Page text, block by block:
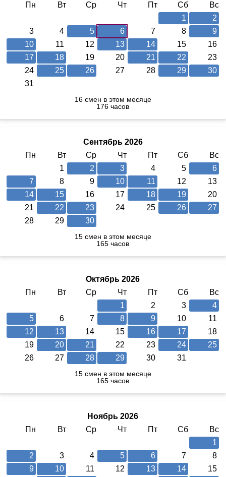
Пн
Вт Ср Чт Пт Сб
Вс
1
2
3
4 5 6 7 8
9
10
11 12 13 14 15
16
17
18 19 20 21 22
23
24
25 26 27 28 29
30
31
16 смен в этом месяце
176 часов
Сентябрь 2026
Пн
Вт Ср Чт Пт Сб
Вс
1
2 3 4 5
6
7
8 9 10 11 12
13
14
15 16 17 18 19
20
21
22 23 24 25 26
27
28
29 30
15 смен в этом месяце
165 часов
Октябрь 2026
Пн
Вт Ср Чт Пт Сб
Вс
1
2 3
4
5
6 7 8 9 10
11
12
13 14 15 16 17
18
19
20 21 22 23 24
25
26
27 28 29 30 31
15 смен в этом месяце
165 часов
Ноябрь 2026
Пн
Вт Ср Чт Пт Сб
Вс
1
2
3 4 5 6 7
8
9
10 11 12 13 14
15